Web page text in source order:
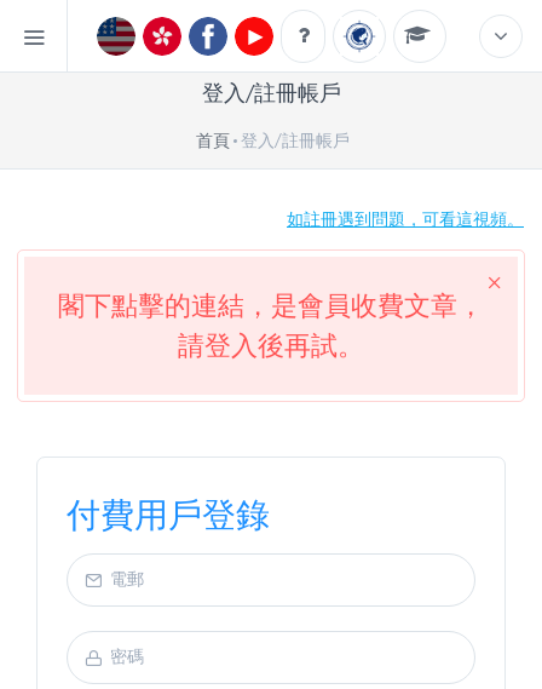
登入/註冊帳戶
首頁 登入/註冊帳戶
如註冊遇到問題，可看這視頻。
閣下點擊的連結，是會員收費文章，
請登入後再試。
付費用戶登錄